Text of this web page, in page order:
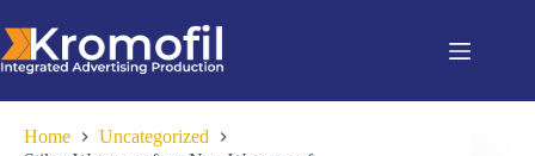
Home
Uncategorized